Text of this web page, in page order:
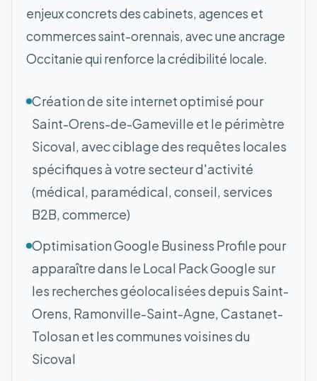
enjeux concrets des cabinets, agences et
commerces saint-orennais, avec une ancrage
Occitanie qui renforce la crédibilité locale.
Création de site internet optimisé pour
Saint-Orens-de-Gameville et le périmètre
Sicoval, avec ciblage des requêtes locales
spécifiques à votre secteur d'activité
(médical, paramédical, conseil, services
B2B, commerce)
Optimisation Google Business Profile pour
apparaître dans le Local Pack Google sur
les recherches géolocalisées depuis Saint-
Orens, Ramonville-Saint-Agne, Castanet-
Tolosan et les communes voisines du
Sicoval